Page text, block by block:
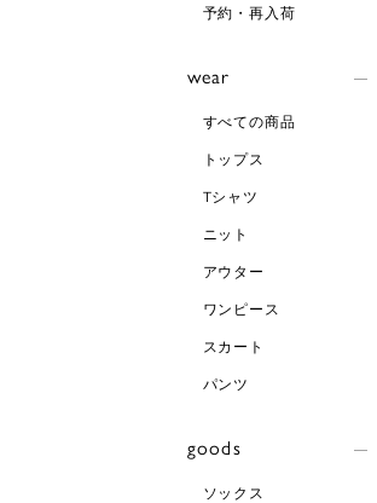
予約・再入荷
wear
すべての商品
トップス
Tシャツ
ニット
アウター
ワンピース
スカート
パンツ
goods
ソックス